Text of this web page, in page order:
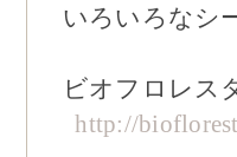
いろいろなシ
ビオフロレス
http://